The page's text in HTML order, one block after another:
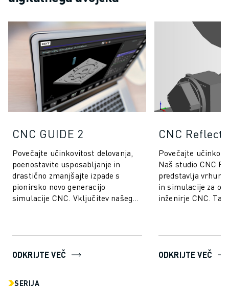
USPOSABLJANJE IN IZOBRAŽEVANJE
REŠITVE ZA INDUSTRIJE
REŠITVE ZA IZOBRAŽEVANJE
WORLDSKILLS & YOUNG TALENTS
IZOBRAŽEVALNI DOGODKI
NOVICE IN MEDIJI
NOVICE IN MEDIJI
DOGODKI
O DRUŽBI FANUC
O DRUŽBI FANUC
FANUC V EVROPI
NAŠE LOKACIJE
TRAJNOSTNI RAZVOJ
KARIERA
LOKACIJE
CNC GUIDE 2
Povečajte učinkovitost delovanja,
poenostavite usposabljanje in
drastično zmanjšajte izpade s
pionirsko novo generacijo
simulacije CNC. Vključitev našega
ODKRIJTE VEČ
CNC
Povečajte
Naš studio CNC
predstavlja
in simulacije za
inženirje CNC. Ta
ODKRIJTE VEČ
SERIJA